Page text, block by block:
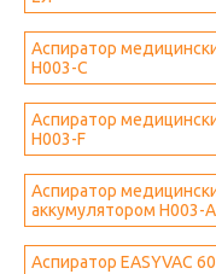
Аспиратор
H003-C
Аспиратор
H003-F
Аспиратор
аккумулятором H003-А
Аспиратор EASYVAC